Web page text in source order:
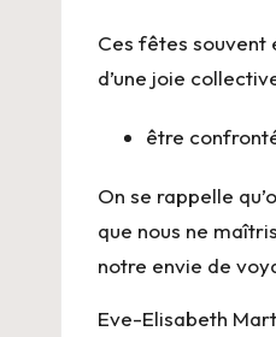
Ces fêtes souvent
d’une joie
être
On se rappelle
que nous ne
notre envie de
Eve-Elisabeth